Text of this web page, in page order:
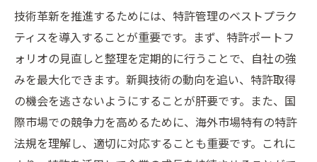
技術革新を推進するためには、特許管理のベストプラク
ティスを導入することが重要です。まず、特許ポートフ
ォリオの見直しと整理を定期的に行うことで、自社の強
みを最大化できます。新興技術の動向を追い、特許取得
の機会を逃さないようにすることが肝要です。また、国
際市場での競争力を高めるために、海外市場特有の特許
法規を理解し、適切に対応することも重要です。これに